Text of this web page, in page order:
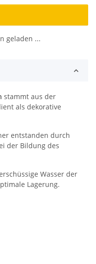
geladen ...
stammt aus der
als dekorative
entstanden durch
der Bildung des
Wasser der
Lagerung.